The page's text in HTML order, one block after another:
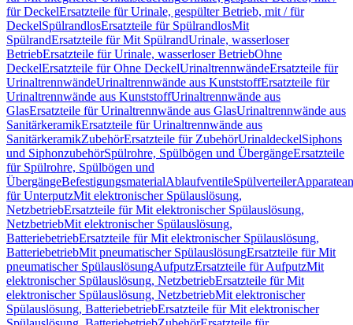
für DeckelErsatzteile für Urinale, gespülter Betrieb, mit / für
DeckelSpülrandlosErsatzteile für SpülrandlosMit
SpülrandErsatzteile für Mit SpülrandUrinale, wasserloser
BetriebErsatzteile für Urinale, wasserloser BetriebOhne
DeckelErsatzteile für Ohne DeckelUrinaltrennwändeErsatzteile für
UrinaltrennwändeUrinaltrennwände aus KunststoffErsatzteile für
Urinaltrennwände aus KunststoffUrinaltrennwände aus
GlasErsatzteile für Urinaltrennwände aus GlasUrinaltrennwände aus
SanitärkeramikErsatzteile für Urinaltrennwände aus
SanitärkeramikZubehörErsatzteile für ZubehörUrinaldeckelSiphons
und SiphonzubehörSpülrohre, Spülbögen und ÜbergängeErsatzteile
für Spülrohre, Spülbögen und
ÜbergängeBefestigungsmaterialAblaufventileSpülverteiler
für UnterputzMit elektronischer Spülauslösung,
NetzbetriebErsatzteile für Mit elektronischer Spülauslösung,
NetzbetriebMit elektronischer Spülauslösung,
BatteriebetriebErsatzteile für Mit elektronischer Spülauslösung,
BatteriebetriebMit pneumatischer SpülauslösungErsatzteile für Mit
pneumatischer SpülauslösungAufputzErsatzteile für AufputzMit
elektronischer Spülauslösung, NetzbetriebErsatzteile für Mit
elektronischer Spülauslösung, NetzbetriebMit elektronischer
Spülauslösung, BatteriebetriebErsatzteile für Mit elektronischer